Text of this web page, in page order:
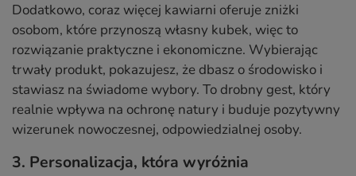
Dodatkowo, coraz więcej kawiarni oferuje zniżki
osobom, które przynoszą własny kubek, więc to
rozwiązanie praktyczne i ekonomiczne. Wybierając
trwały produkt, pokazujesz, że dbasz o środowisko i
stawiasz na świadome wybory. To drobny gest, który
realnie wpływa na ochronę natury i buduje pozytywny
wizerunek nowoczesnej, odpowiedzialnej osoby.
3. Personalizacja, która wyróżnia